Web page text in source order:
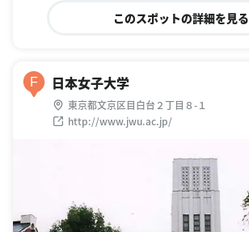
このスポットの詳細を見る
F 日本女子大学
東京都文京区目白台２丁目８-１
http://www.jwu.ac.jp/